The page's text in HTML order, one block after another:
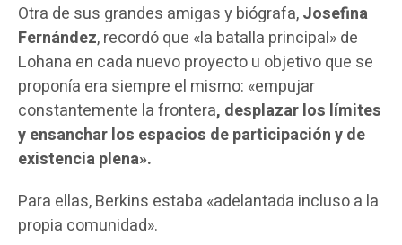
Otra de sus grandes amigas y biógrafa,Josefina
Fernández, recordó que «la batalla principal» de
Lohana en cada nuevo proyecto u objetivo que se
proponía era siempre el mismo: «empujar
constantemente la frontera, desplazar los límites
y ensanchar los espacios de participación y de
existencia plena».
Para ellas, Berkins estaba «adelantada incluso a la
propia comunidad».